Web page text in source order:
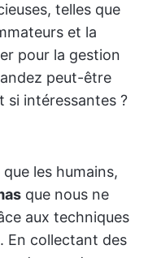
telles que
et la
pour la gestion
peut-être
si intéressantes ?
les humains,
que nous ne
aux techniques
En collectant des